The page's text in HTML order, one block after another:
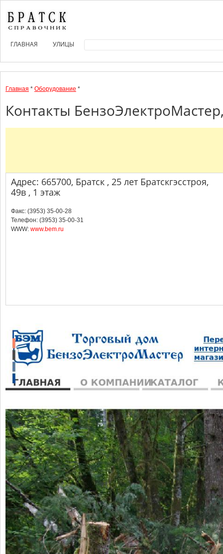
ГЛАВНАЯ УЛИЦЫ
Главная * Оборудование *
Контакты
Адрес: 665700, Братск , 25 лет Братскгэсстроя,
49в , 1 этаж
Факс: (3953) 35-00-28
Телефон: (3953) 35-00-31
WWW: www.bem.ru